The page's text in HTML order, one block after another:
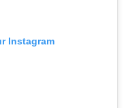
Instagram